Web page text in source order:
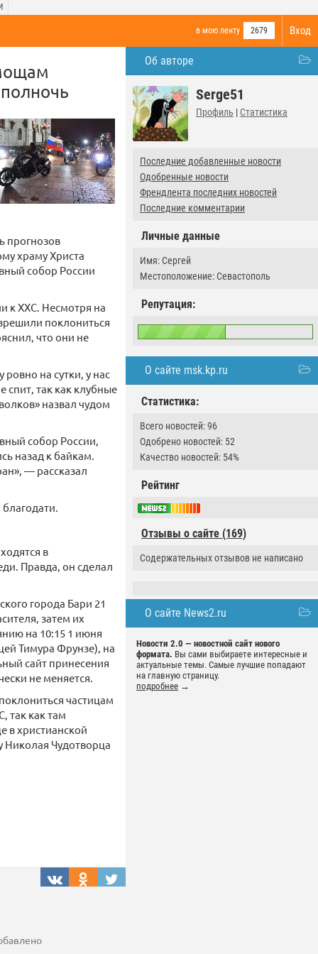
Вход
в мою ленту 2679
Об авторе
Serge51
Профиль | Статистика
Последние добавленные новости
Одобренные новости
Френдлента последних новостей
Последние комментарии
Личные данные
Имя: Сергей
Местоположение: Севастополь
Репутация:
О сайте msk.kp.ru
Статистика:
Всего новостей: 96
Одобрено новостей: 52
Качество новостей: 54%
Рейтинг
Отзывы о сайте (169)
Содержательных отзывов не написано
О сайте News2.ru
Новости 2.0 — новостной сайт нового
формата. Вы сами выбираете интересные и
актуальные темы. Самые лучшие попадают
на главную страницу.
подробнее →
прогнозов
храму Христа
собор России
к ХХС. Несмотря на
поклониться
что они не
на сутки, у нас
спит, так как клубные
назвал чудом
собор России,
назад к байкам.
— рассказал
в
Правда, он сделал
города Бари 21
затем их
на 10:15 1 июня
Тимура Фрунзе), на
сайт принесения
не меняется.
частицам
так как там
в христианской
Николая Чудотворца